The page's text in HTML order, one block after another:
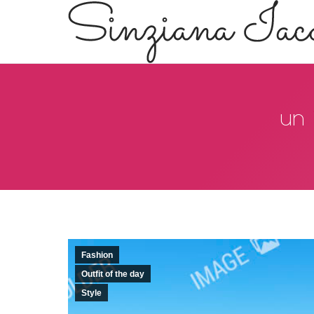
un
Fashion
Outfit of the day
Style